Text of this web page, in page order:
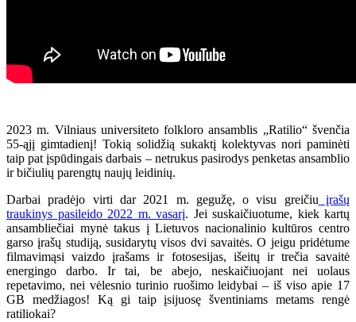
2023 m. Vilniaus universiteto folkloro ansamblis „Ratilio“ švenčia
55-ąjį gimtadienį! Tokią solidžią sukaktį kolektyvas nori paminėti
taip pat įspūdingais darbais – netrukus pasirodys penketas ansamblio
ir bičiulių parengtų naujų leidinių.
Darbai pradėjo virti dar 2021 m. gegužę, o visu greičiu įrašų
traukinys pasileido 2022 m. vasarį. Jei suskaičiuotume, kiek kartų
ansambliečiai mynė takus į Lietuvos nacionalinio kultūros centro
garso įrašų studiją, susidarytų visos dvi savaitės. O jeigu pridėtume
filmavimąsi vaizdo įrašams ir fotosesijas, išeitų ir trečia savaitė
energingo darbo. Ir tai, be abejo, neskaičiuojant nei uolaus
repetavimo, nei vėlesnio turinio ruošimo leidybai – iš viso apie 17
GB medžiagos! Ką gi taip įsijuosę šventiniams metams rengė
ratiliokai?